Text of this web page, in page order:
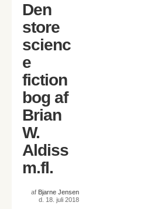
Den
store
scienc
e
fiction
bog af
Brian
W.
Aldiss
m.fl.
af Bjarne Jensen
d. 18. juli 2018